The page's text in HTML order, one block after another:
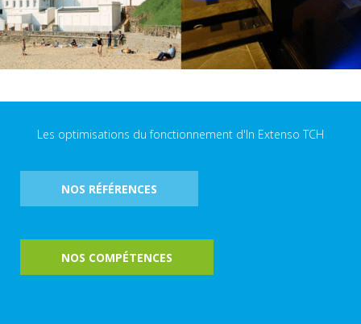
Les optimisations du fonctionnement d'In Extenso TCH
NOS RÉFÉRENCES
NOS COMPÉTENCES